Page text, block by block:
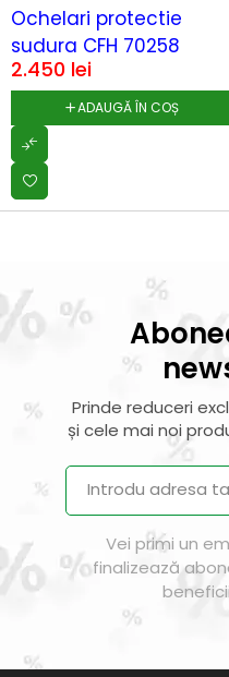
Ochelari protectie
sudura CFH 70258
2.450 lei
ADAUGĂ ÎN COȘ
Prinde reduceri
și cele mai noi
Vei primi un
finalizează